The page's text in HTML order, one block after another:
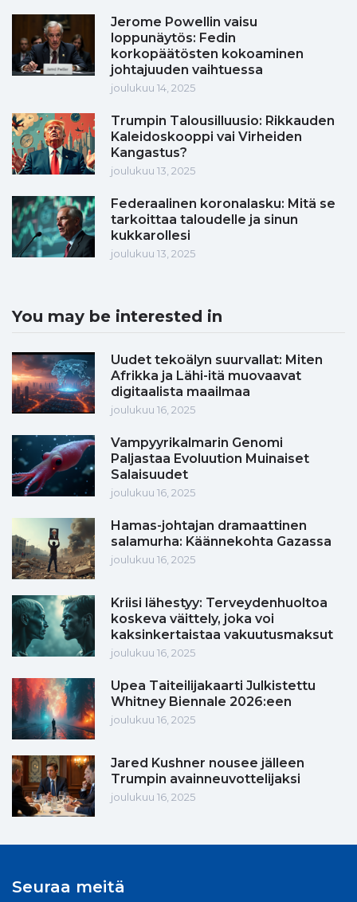
Jerome Powellin vaisu
loppunäytös: Fedin
korkopäätösten kokoaminen
johtajuuden vaihtuessa
joulukuu 14, 2025
Trumpin Talousilluusio: Rikkauden
Kaleidoskooppi vai Virheiden
Kangastus?
joulukuu 13, 2025
Federaalinen koronalasku: Mitä se
tarkoittaa taloudelle ja sinun
kukkarollesi
joulukuu 13, 2025
You may be interested in
Uudet tekoälyn suurvallat: Miten
Afrikka ja Lähi-itä muovaavat
digitaalista maailmaa
joulukuu 16, 2025
Vampyyrikalmarin Genomi
Paljastaa Evoluution Muinaiset
Salaisuudet
joulukuu 16, 2025
Hamas-johtajan dramaattinen
salamurha: Käännekohta Gazassa
joulukuu 16, 2025
Kriisi lähestyy: Terveydenhuoltoa
koskeva väittely, joka voi
kaksinkertaistaa vakuutusmaksut
joulukuu 16, 2025
Upea Taiteilijakaarti Julkistettu
Whitney Biennale 2026:een
joulukuu 16, 2025
Jared Kushner nousee jälleen
Trumpin avainneuvottelijaksi
joulukuu 16, 2025
Seuraa meitä